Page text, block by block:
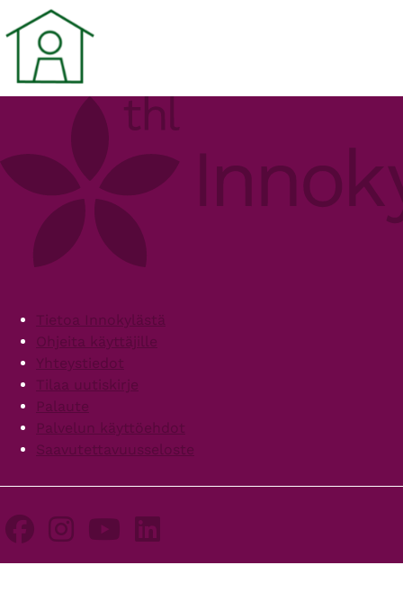
FooterTietoa Innokylästä
Ohjeita käyttäjille
Yhteystiedot
Tilaa uutiskirje
Palaute
Palvelun käyttöehdot
Saavutettavuusseloste